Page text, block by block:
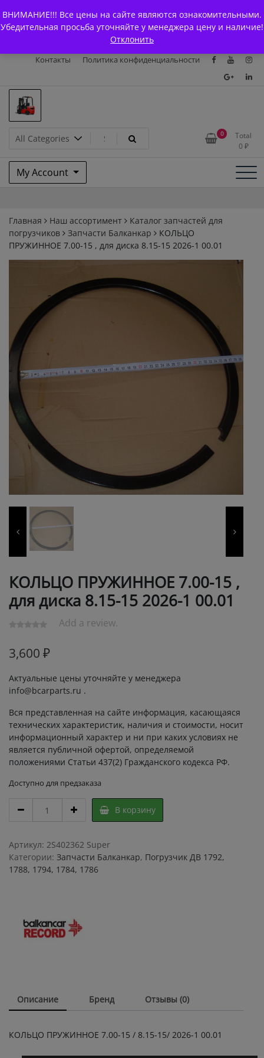
ВНИМАНИЕ!!! Все цены на сайте являются ознакомительными.
Убедительная просьба уточняйте у менеджера цену и наличие!
Отклонить
to
content
Главная
Магазин О Компании
Каталоги
Доставка и оплата
Контакты
Политика конфиденциальности
Запчасти для вилочых
погрузчиков и
электротележек Balkancar
0
Total
0 ₽
My Account
Главная Наш ассортимент
Каталог запчастей для
погрузчиков
Запчасти Балканкар
КОЛЬЦО
ПРУЖИННОЕ 7.00-15 , для диска 8.15-15 2026-1 00.01
КОЛЬЦО ПРУЖИННОЕ 7.00-15 ,
для диска 8.15-15 2026-1 00.01
Add a review.
3,600 ₽
Актуальные цены уточняйте у менеджера
info@bcarparts.ru .
Вся представленная на сайте информация, касающаяся
технических характеристик, наличия и стоимости, носит
информационный характер и ни при каких условиях не
является публичной офертой, определяемой
положениями Статьи 437(2) Гражданского кодекса РФ.
Доступно для предзаказа
ПРУЖИННОЕ
15
,
для
1
00.01
В корзину
Артикул: 2S402362 Super
Категории: Запчасти Балканкар, Погрузчик ДВ 1792,
1788, 1794, 1784, 1786
Описание Бренд Отзывы (0)
КОЛЬЦО ПРУЖИННОЕ 7.00-15 / 8.15-15/ 2026-1 00.01